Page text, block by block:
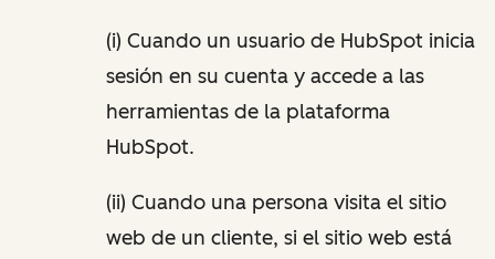
(i) Cuando un usuario de HubSpot inicia
sesión en su cuenta y accede a las
herramientas de la plataforma
HubSpot.
(ii) Cuando una persona visita el sitio
web de un cliente, si el sitio web está